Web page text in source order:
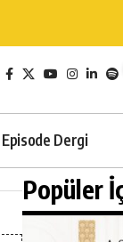
Episode Dergi
Popüler